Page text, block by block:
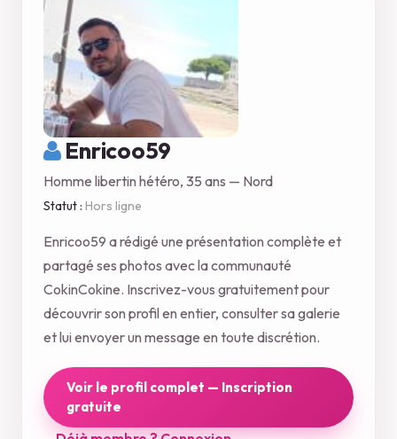
Enricoo59
Homme libertin hétéro, 35 ans — Nord
Statut : Hors ligne
Enricoo59 a rédigé une présentation complète et
partagé ses photos avec la communauté
CokinCokine. Inscrivez-vous gratuitement pour
découvrir son profil en entier, consulter sa galerie
et lui envoyer un message en toute discrétion.
Voir le profil complet — Inscription
gratuite